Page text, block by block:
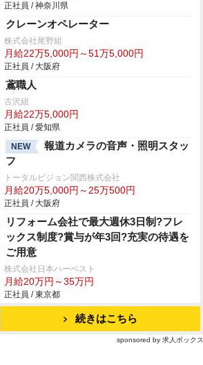
正社員 / 神奈川県
クレーンオペレーター
株式会社尾野組
月給22万5,000円～51万5,000円
正社員 / 大阪府
鳶職人
古沢組
月給22万5,000円
正社員 / 愛知県
NEW
報道カメラの音声・照明スタッ
フ
トータルビジョン関西株式会社
月給20万5,000円～25万500円
正社員 / 大阪府
リフォーム会社で最大週休3日制?フレ
ックス制度?賞与が年3回?充実の待遇を
ご用意
株式会社日本ハーベスト
月給20万円～35万円
正社員 / 東京都
続きはこちら
sponsored by 求人ボックス